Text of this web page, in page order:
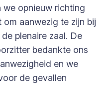
opnieuw richting
om aanwezig te zijn bij
plenaire zaal. De
bedankte ons
en we
de gevallen